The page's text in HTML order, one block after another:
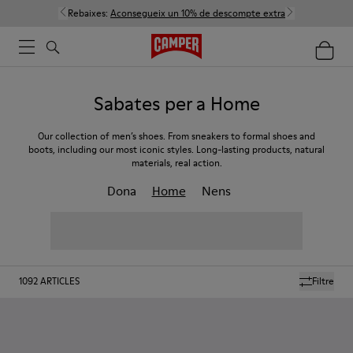
Rebaixes: Aconsegueix un 10% de descompte extra
Sabates per a Home
Our collection of men’s shoes. From sneakers to formal shoes and
boots, including our most iconic styles. Long-lasting products, natural
materials, real action.
Dona Home Nens
Filtre
1092ARTICLES